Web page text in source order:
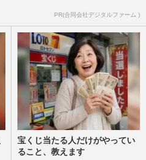
PR(合同会社デジタルファーム )
宝くじ当たる人だけがやってい
ること、教えます